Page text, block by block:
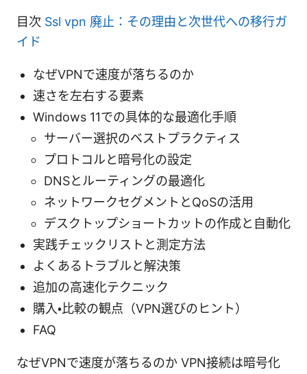
目次 Ssl vpn 廃止：その理由と次世代への移行ガ
イド
なぜVPNで速度が落ちるのか
速さを左右する要素
Windows 11での具体的な最適化手順
サーバー選択のベストプラクティス
プロトコルと暗号化の設定
DNSとルーティングの最適化
ネットワークセグメントとQoSの活用
デスクトップショートカットの作成と自動化
実践チェックリストと測定方法
よくあるトラブルと解決策
追加の高速化テクニック
購入・比較の観点（VPN選びのヒント）
FAQ
なぜVPNで速度が落ちるのか VPN接続は暗号化